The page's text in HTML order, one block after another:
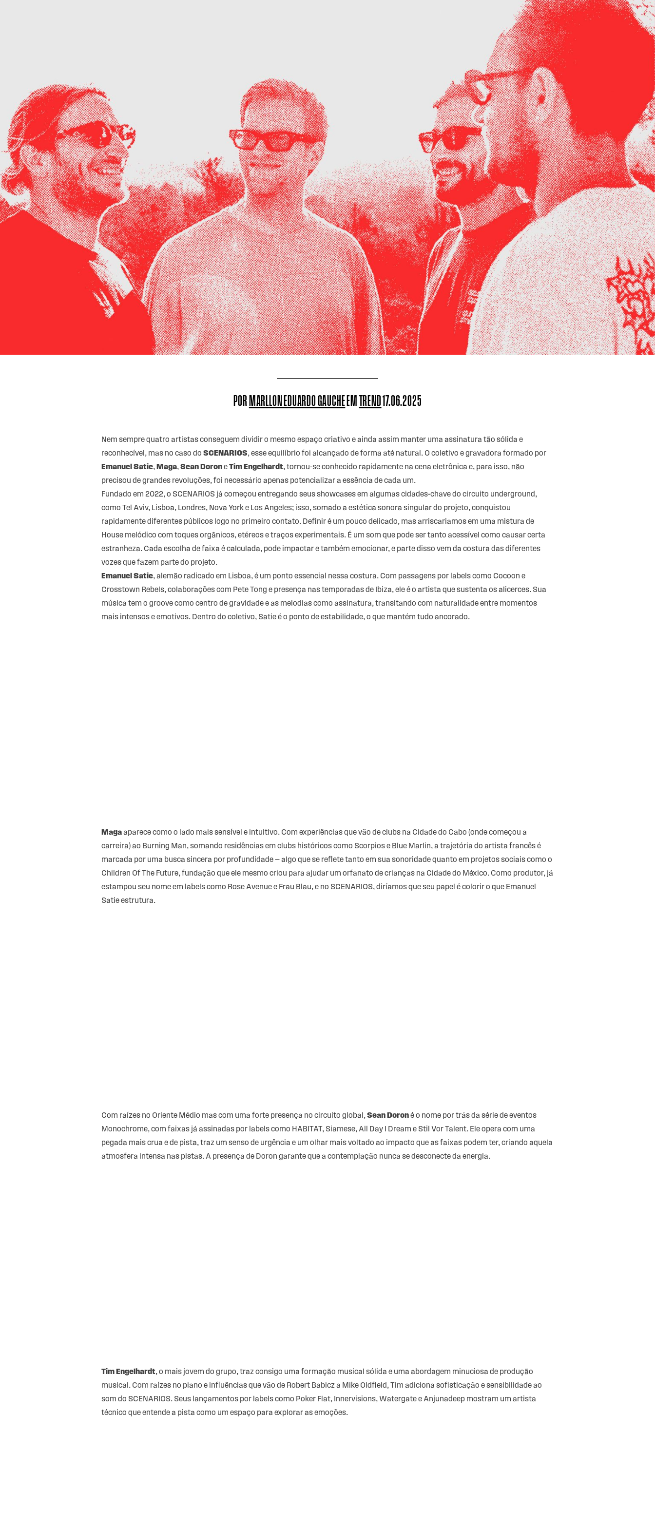
PORMARLLON EDUARDO GAUCHEEMTREND17.06.2025
Nem sempre quatro artistas conseguem dividir o mesmo espaço criativo e ainda assim manter uma assinatura tão sólida e
reconhecível, mas no caso do SCENARIOS, esse equilíbrio foi alcançado de forma até natural. O coletivo e gravadora formado por
Emanuel Satie, Maga,Sean DoroneTim Engelhardt,tornou-se conhecido rapidamente na cena eletrônica e, para isso, não
precisou de grandes revoluções, foi necessário apenas potencializar a essência de cada um.
Fundado em 2022, o SCENARIOS já começou entregando seus showcases em algumas cidades-chave do circuito underground,
como Tel Aviv, Lisboa, Londres, Nova York e Los Angeles; isso, somado a estética sonora singular do projeto, conquistou
rapidamente diferentes públicos logo no primeiro contato. Definir é um pouco delicado, mas arriscariamos em uma mistura de
House melódico com toques orgânicos, etéreos e traços experimentais. É um som que pode ser tanto acessível como causar certa
estranheza. Cada escolha de faixa é calculada, pode impactar e também emocionar, e parte disso vem da costura das diferentes
vozes que fazem parte do projeto.
Emanuel Satie, alemão radicado em Lisboa, é um ponto essencial nessa costura. Com passagens por labels como Cocoon e
Crosstown Rebels, colaborações com Pete Tong e presença nas temporadas de Ibiza, ele é o artista que sustenta os alicerces. Sua
música tem o groove como centro de gravidade e as melodias como assinatura, transitando com naturalidade entre momentos
mais intensos e emotivos. Dentro do coletivo, Satie é o ponto de estabilidade, o que mantém tudo ancorado.
Magaaparece como o lado mais sensível e intuitivo. Com experiências que vão de clubs na Cidade do Cabo (onde começou a
carreira) ao Burning Man, somando residências em clubs históricos como Scorpios e Blue Marlin, a trajetória do artista francês é
marcada por uma busca sincera por profundidade — algo que se reflete tanto em sua sonoridade quanto em projetos sociais como o
Children Of The Future, fundação que ele mesmo criou para ajudar um orfanato de crianças na Cidade do México. Como produtor, já
estampou seu nome em labels como Rose Avenue e Frau Blau, e no SCENARIOS, diríamos que seu papel é colorir o que Emanuel
Satie estrutura.
Com raízes no Oriente Médio mas com uma forte presença no circuito global,Sean Doroné o nome por trás da série de eventos
Monochrome, com faixas já assinadas por labels como HABITAT, Siamese, All Day I Dream e Stil Vor Talent. Ele opera com uma
pegada mais crua e de pista, traz um senso de urgência e um olhar mais voltado ao impacto que as faixas podem ter, criando aquela
atmosfera intensa nas pistas. A presença de Doron garante que a contemplação nunca se desconecte da energia.
Tim Engelhardt, o mais jovem do grupo, traz consigo uma formação musical sólida e uma abordagem minuciosa de produção
musical. Com raízes no piano e influências que vão de Robert Babicz a Mike Oldfield, Tim adiciona sofisticação e sensibilidade ao
som do SCENARIOS. Seus lançamentos por labels como Poker Flat, Innervisions, Watergate e Anjunadeep mostram um artista
técnico que entende a pista como um espaço para explorar as emoções.